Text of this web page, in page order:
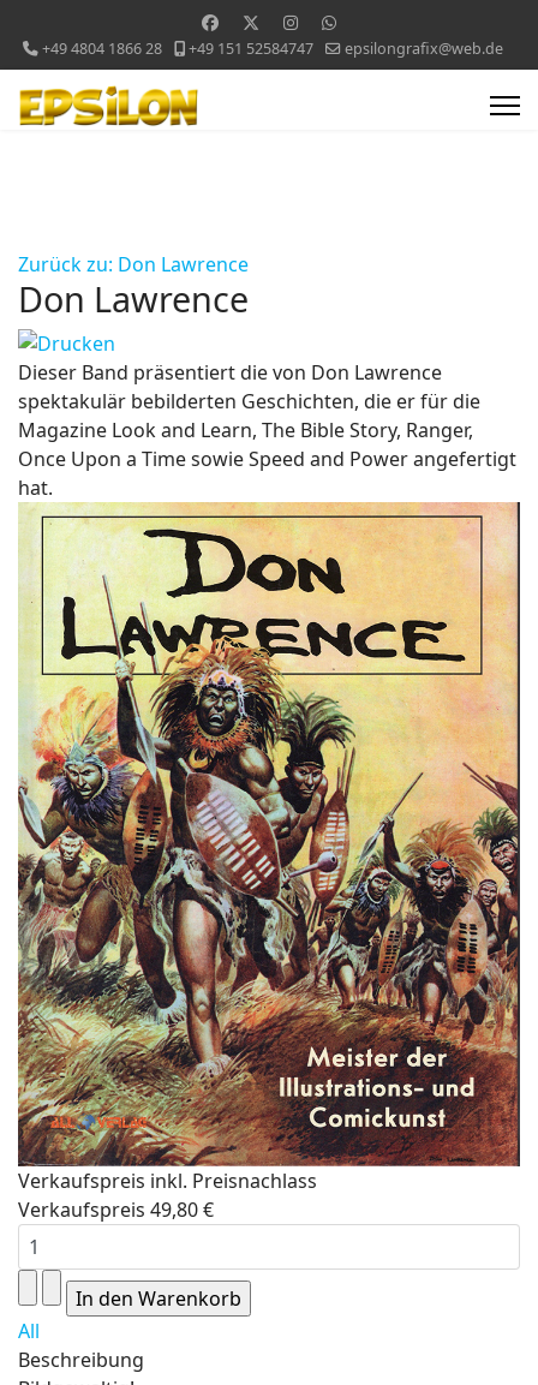
+49 4804 1866 28 +49 151 52584747 epsilongrafix@web.de
Zurück zu: Don Lawrence
Don Lawrence
Dieser Band präsentiert die von Don Lawrence
spektakulär bebilderten Geschichten, die er für die
Magazine Look and Learn, The Bible Story, Ranger,
Once Upon a Time sowie Speed and Power angefertigt
hat.
Verkaufspreis inkl. Preisnachlass
Verkaufspreis 49,80 €
All
Beschreibung